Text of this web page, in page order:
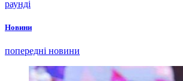
раунді
Новини
попередні новини